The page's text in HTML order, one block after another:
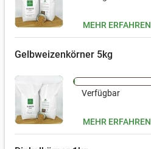
MEHR ERFAHREN
Gelbweizenkörner 5kg
Verfügbar
MEHR ERFAHREN